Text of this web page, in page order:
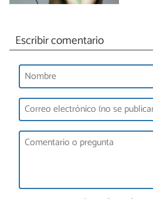
Escribir comentario